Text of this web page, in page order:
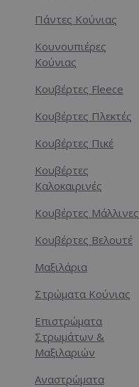
Πάντες Κούνιας
Κουνουπιέρες
Κούνιας
Κουβέρτες Fleece
Κουβέρτες Πλεκτές
Κουβέρτες Πικέ
Κουβέρτες
Καλοκαιρινές
Κουβέρτες Μάλλινες
Κουβέρτες Βελουτέ
Μαξιλάρια
Στρώματα Κούνιας
Επιστρώματα
Στρωμάτων &
Μαξιλαριών
Αναστρώματα